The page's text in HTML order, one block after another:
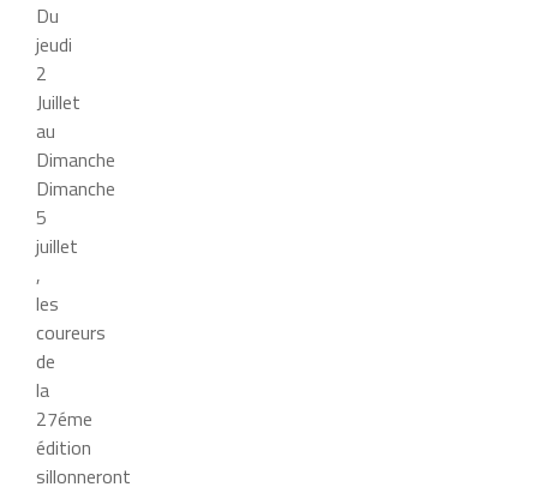
Du
jeudi
2
Juillet
au
Dimanche
Dimanche
5
juillet
,
les
coureurs
de
la
27éme
édition
sillonneront